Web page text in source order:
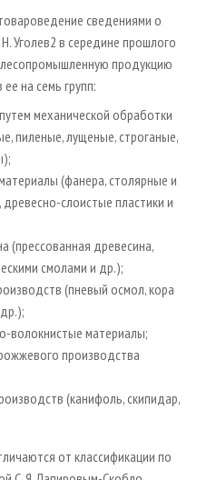
сведениями о
Уголев2 в середине прошлого
продукцию
на семь групп:
механической обработки
пиленые, лущеные, строганые,
(фанера, столярные и
слоистые пластики и
(прессованная древесина,
смолами и др.);
(пневый осмол, кора
волокнистые материалы;
производства
(канифоль, скипидар,
от классификации по